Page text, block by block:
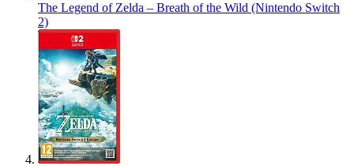
The Legend of Zelda – Breath of the Wild (Nintendo Switch
2)